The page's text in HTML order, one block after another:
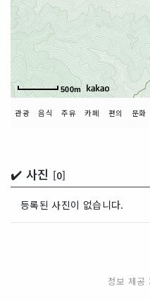
500m
관광 음식 주유 카페 편의 문화
✔️ 사진 [0]
등록된 사진이 없습니다.
정보 제공